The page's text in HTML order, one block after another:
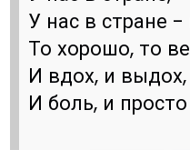
У нас в стране
То хорошо, то
И вдох, и выдох,
И боль, и